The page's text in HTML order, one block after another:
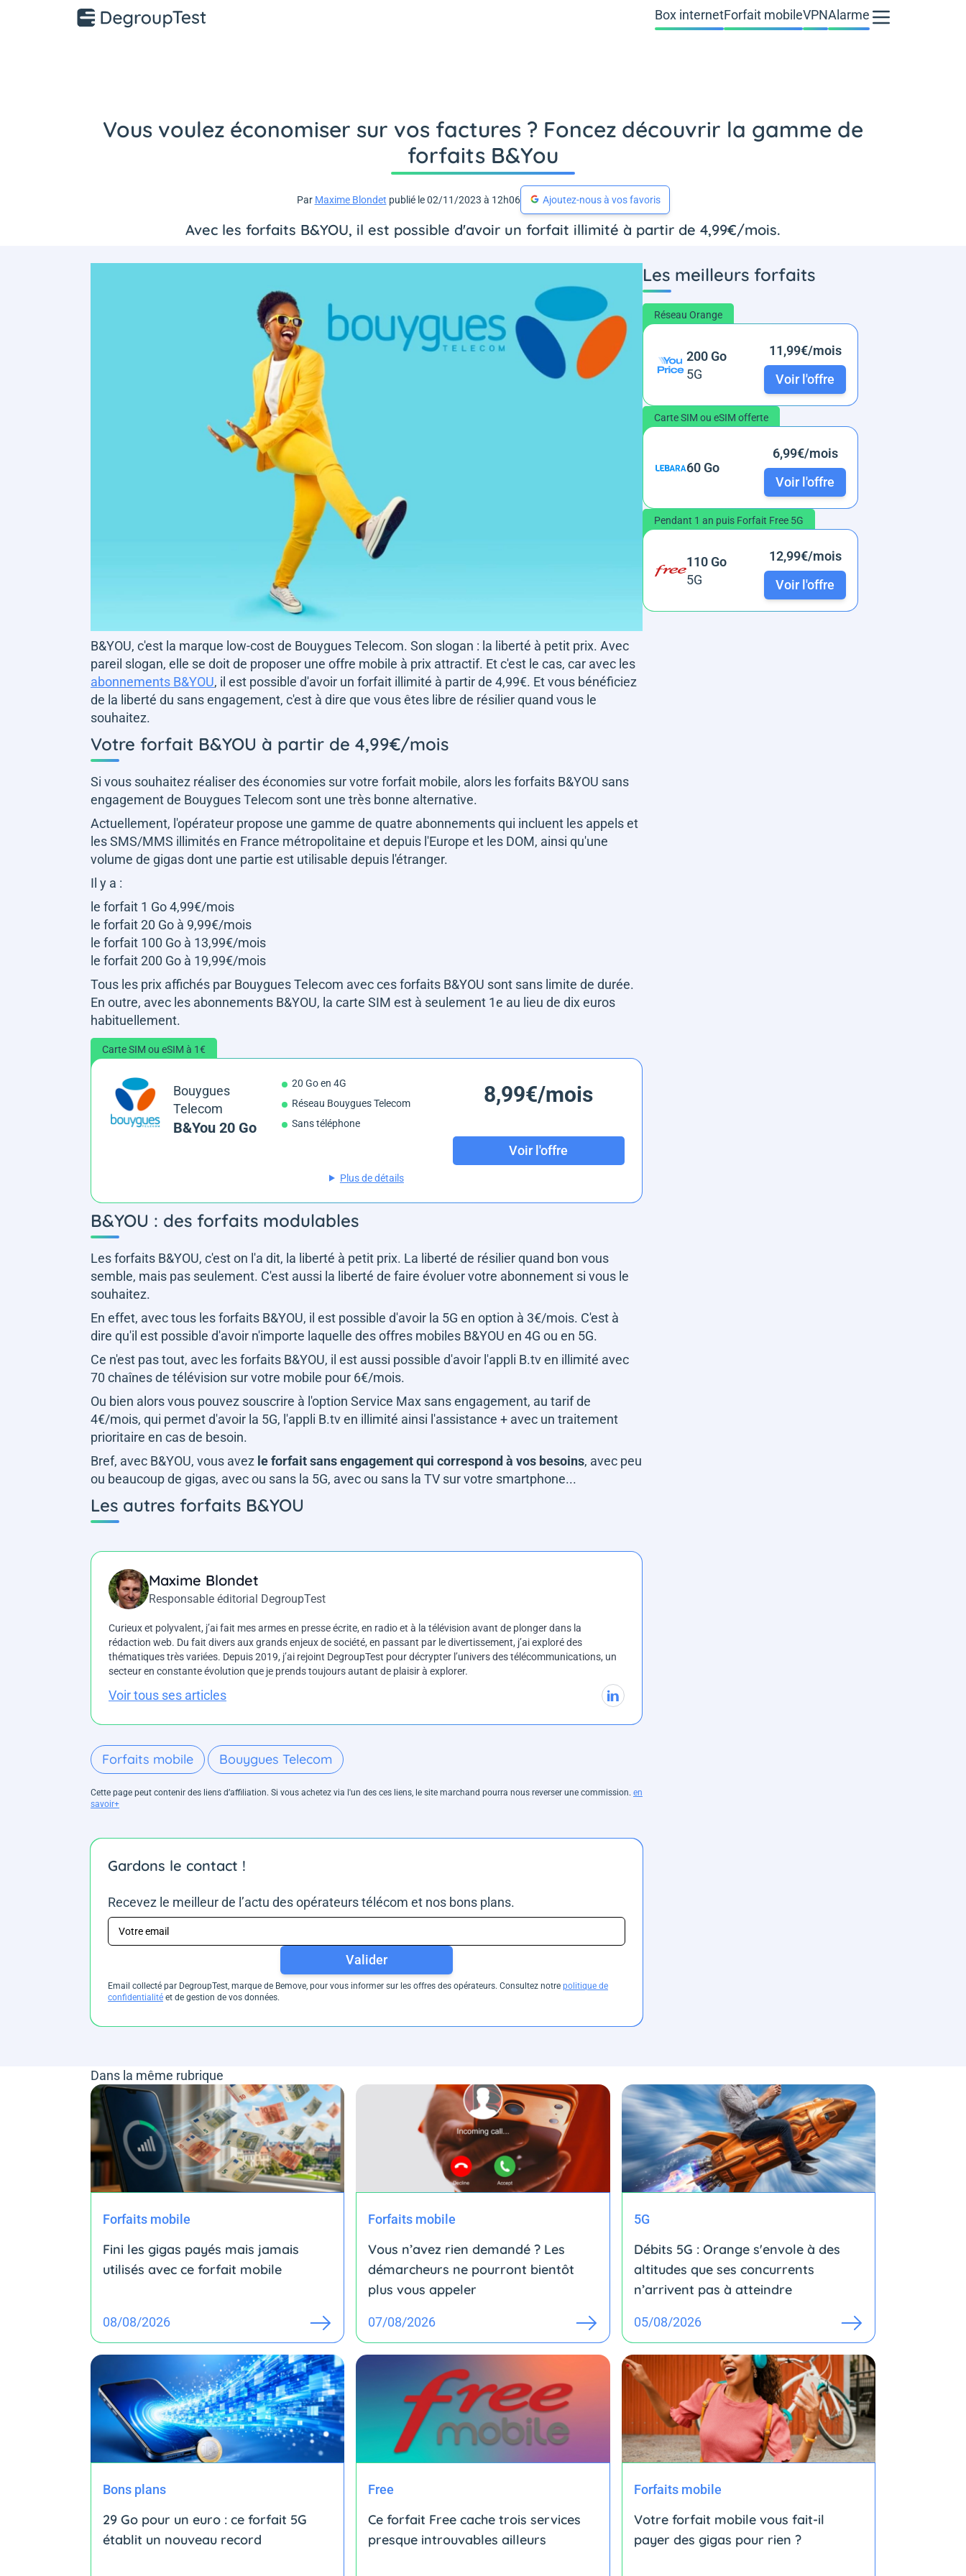
Box internetForfait mobileVPNAlarme
Vous voulez économiser sur vos factures ? Foncez découvrir la gamme de
forfaits B&You
Par Maxime Blondet publié le 02/11/2023 à 12h06 Ajoutez-nous à vos favoris
Avec les forfaits B&YOU, il est possible d'avoir un forfait illimité à partir de 4,99€/mois.
B&YOU, c'est la marque low-cost de Bouygues Telecom. Son slogan : la liberté à petit prix. Avec
pareil slogan, elle se doit de proposer une offre mobile à prix attractif. Et c'est le cas, car avec les
abonnements B&YOU, il est possible d'avoir un forfait illimité à partir de 4,99€. Et vous bénéficiez
de la liberté du sans engagement, c'est à dire que vous êtes libre de résilier quand vous le
souhaitez.
Votre forfait B&YOU à partir de 4,99€/mois
Si vous souhaitez réaliser des économies sur votre forfait mobile, alors les forfaits B&YOU sans
engagement de Bouygues Telecom sont une très bonne alternative.
Actuellement, l'opérateur propose une gamme de quatre abonnements qui incluent les appels et
les SMS/MMS illimités en France métropolitaine et depuis l'Europe et les DOM, ainsi qu'une
volume de gigas dont une partie est utilisable depuis l'étranger.
Il y a :
le forfait 1 Go 4,99€/mois
le forfait 20 Go à 9,99€/mois
le forfait 100 Go à 13,99€/mois
le forfait 200 Go à 19,99€/mois
Tous les prix affichés par Bouygues Telecom avec ces forfaits B&YOU sont sans limite de durée.
En outre, avec les abonnements B&YOU, la carte SIM est à seulement 1e au lieu de dix euros
habituellement.
Carte SIM ou eSIM à 1€
Bouygues
Telecom
B&You 20 Go
20 Go en 4G
Réseau Bouygues Telecom
Sans téléphone
8,99€/mois
Voir l'offre
Plus de détails
B&YOU : des forfaits modulables
Les forfaits B&YOU, c'est on l'a dit, la liberté à petit prix. La liberté de résilier quand bon vous
semble, mais pas seulement. C'est aussi la liberté de faire évoluer votre abonnement si vous le
souhaitez.
En effet, avec tous les forfaits B&YOU, il est possible d'avoir la 5G en option à 3€/mois. C'est à
dire qu'il est possible d'avoir n'importe laquelle des offres mobiles B&YOU en 4G ou en 5G.
Ce n'est pas tout, avec les forfaits B&YOU, il est aussi possible d'avoir l'appli B.tv en illimité avec
70 chaînes de télévision sur votre mobile pour 6€/mois.
Ou bien alors vous pouvez souscrire à l'option Service Max sans engagement, au tarif de
4€/mois, qui permet d'avoir la 5G, l'appli B.tv en illimité ainsi l'assistance + avec un traitement
prioritaire en cas de besoin.
Bref, avec B&YOU, vous avez le forfait sans engagement qui correspond à vos besoins, avec peu
ou beaucoup de gigas, avec ou sans la 5G, avec ou sans la TV sur votre smartphone...
Les autres forfaits B&YOU
Maxime Blondet
Responsable éditorial DegroupTest
Curieux et polyvalent, j’ai fait mes armes en presse écrite, en radio et à la télévision avant de plonger dans la
rédaction web. Du fait divers aux grands enjeux de société, en passant par le divertissement, j’ai exploré des
thématiques très variées. Depuis 2019, j’ai rejoint DegroupTest pour décrypter l’univers des télécommunications, un
secteur en constante évolution que je prends toujours autant de plaisir à explorer.
Voir tous ses articles
Forfaits mobile Bouygues Telecom
Cette page peut contenir des liens d’affiliation. Si vous achetez via l'un des ces liens, le site marchand pourra nous reverser une commission. en
savoir+
Gardons le contact !
Recevez le meilleur de l’actu des opérateurs télécom et nos bons plans.
Valider
Email collecté par DegroupTest, marque de Bemove, pour vous informer sur les offres des opérateurs. Consultez notre politique de
confidentialité et de gestion de vos données.
Les meilleurs forfaits
Réseau Orange
200 Go
5G
11,99€/mois
Voir l'offre
Carte SIM ou eSIM offerte
60 Go
6,99€/mois
Voir l'offre
Pendant 1 an puis Forfait Free 5G
110 Go
5G
12,99€/mois
Voir l'offre
Dans la même rubrique
Forfaits mobile
Fini les gigas payés mais jamais
utilisés avec ce forfait mobile
08/08/2026
Forfaits mobile
Vous n’avez rien demandé ? Les
démarcheurs ne pourront bientôt
plus vous appeler
07/08/2026
5G
Débits 5G : Orange s'envole à des
altitudes que ses concurrents
n’arrivent pas à atteindre
05/08/2026
Bons plans
29 Go pour un euro : ce forfait 5G
établit un nouveau record
Free
Ce forfait Free cache trois services
presque introuvables ailleurs
Forfaits mobile
Votre forfait mobile vous fait-il
payer des gigas pour rien ?